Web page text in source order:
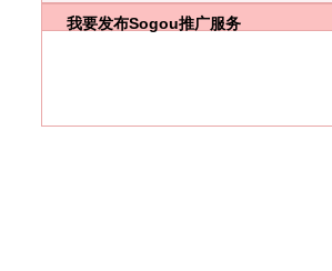
我要发布Sogou推广服务